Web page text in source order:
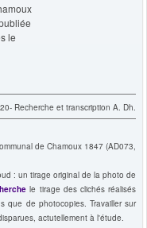
le
Recherche et transcription A. Dh.
de Chamoux 1847 (AD073,
: un tirage original de la photo de
le tirage des clichés réalisés
que de photocopies. Travailler sur
actutellement à l'étude.